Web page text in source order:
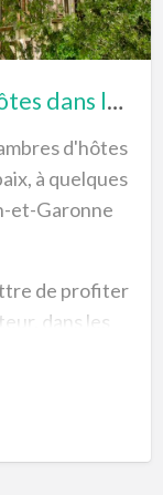
louer en gîtes
(séjour 3
Cabane & SPA, chambres d’hôtes dans les arbres Montauban
d'hôtes
à quelques
et-Garonne
de profiter
dans les
la Cabane
et des